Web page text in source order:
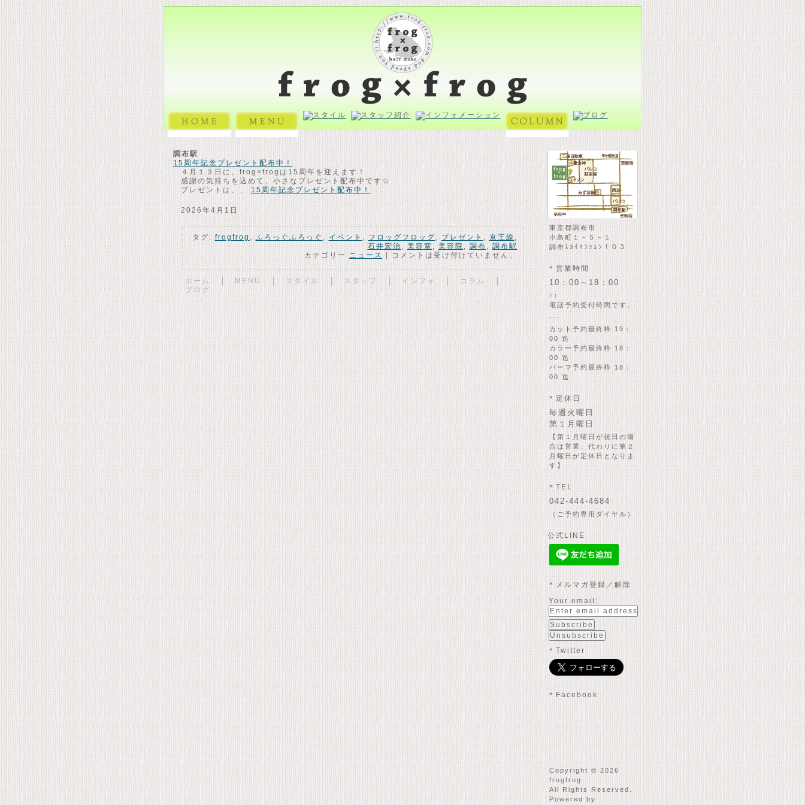
調布駅
15周年記念プレゼント配布中！
４月１３日に、frog×frogは15周年を迎えます！
感謝の気持ちを込めて、小さなプレゼント配布中です☆
プレゼントは、、
15周年記念プレゼント配布中！
2026年4月1日
タグ: frogfrog , ふろっぐふろっぐ , イベント , フロッグフロッグ, プレゼント , 京王線 ,
石井宏治 , 美容室 , 美容院 , 調布 , 調布駅
カテゴリーニュース | コメントは受け付けていません。
ホーム MENU スタイル スタッフ インフォ
コラム
ブログ
東京都調布市
小島町１－５－１
調布ｽｶｲﾏﾝｼｮﾝ１０３
＊営業時間
10：00～18：00
↑↑
電話予約受付時間です。
---
カット予約最終枠 19：
00 迄
カラー予約最終枠 18：
00 迄
パーマ予約最終枠 18：
00 迄
＊定休日
毎週火曜日
第１月曜日
【第１月曜日が祝日の場
合は営業、代わりに第２
月曜日が定休日となりま
す】
＊TEL
042-444-4684
（ご予約専用ダイヤル）
公式LINE
＊メルマガ登録／解除
Your email:
＊Twitter
＊Facebook
Copyright © 2026
frogfrog
All Rights Reserved.
Powered by